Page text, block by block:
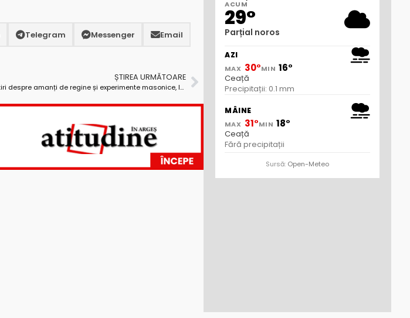
Telegram Messenger Email
ȘTIREA URMĂTOARE
Povestiri despre amanți de regine și experimente masonice, la Cafeneaua liberală
ACUM
29°
Parțial noros
AZI
MAX 30°MIN 16°
Ceață
Precipitații: 0.1 mm
MÂINE
MAX 31°MIN 18°
Ceață
Fără precipitații
Sursă: Open-Meteo